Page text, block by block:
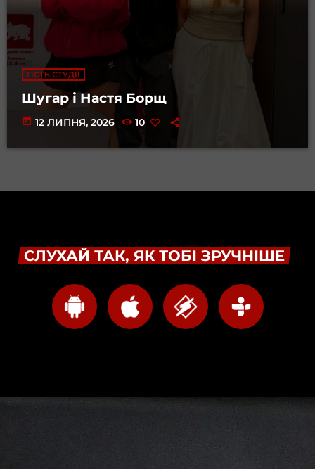
ГІСТЬ СТУДІЇ
Шугар і Настя Борщ
today 12 ЛИПНЯ, 2026 10
СЛУХАЙ ТАК, ЯК ТОБІ ЗРУЧНІШЕ